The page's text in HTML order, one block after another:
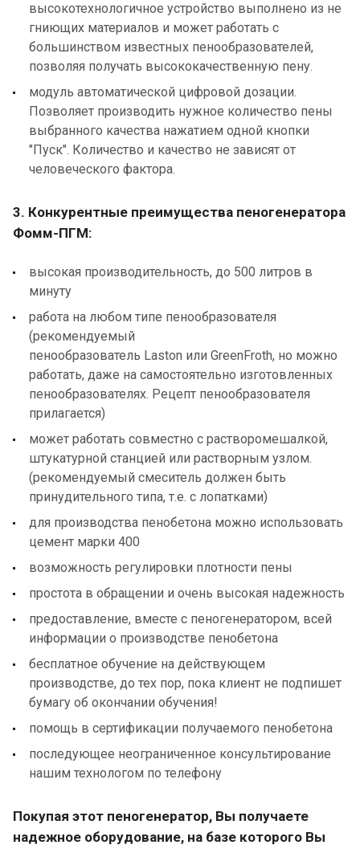
высокотехнологичное устройство выполнено из не
гниющих материалов и может работать с
большинством известных пенообразователей,
позволяя получать высококачественную пену.
модуль автоматической цифровой дозации.
Позволяет производить нужное количество пены
выбранного качества нажатием одной кнопки
"Пуск". Количество и качество не зависят от
человеческого фактора.
3. Конкурентные преимущества пеногенератора
Фомм-ПГМ:
высокая производительность, до 500 литров в
минуту
работа на любом типе пенообразователя
(рекомендуемый
пенообразователь Laston или GreenFroth, но можно
работать, даже на самостоятельно изготовленных
пенообразователях. Рецепт пенообразователя
прилагается)
может работать совместно с растворомешалкой,
штукатурной станцией или растворным узлом.
(рекомендуемый смеситель должен быть
принудительного типа, т.е. с лопатками)
для производства пенобетона можно использовать
цемент марки 400
возможность регулировки плотности пены
простота в обращении и очень высокая надежность
предоставление, вместе с пеногенератором, всей
информации о производстве пенобетона
бесплатное обучение на действующем
производстве, до тех пор, пока клиент не подпишет
бумагу об окончании обучения!
помощь в сертификации получаемого пенобетона
последующее неограниченное консультирование
нашим технологом по телефону
Покупая этот пеногенератор, Вы получаете
надежное оборудование, на базе которого Вы